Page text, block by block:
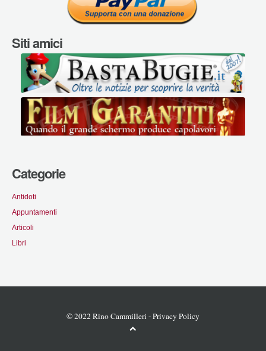
Siti amici
Categorie
Antidoti
Appuntamenti
Articoli
Libri
© 2022 Rino Cammilleri -Privacy Policy